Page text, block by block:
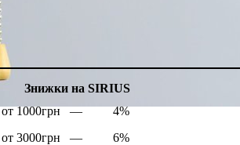
Знижки на SIRIUS
от 1000грн —
4%
от 3000грн —
6%